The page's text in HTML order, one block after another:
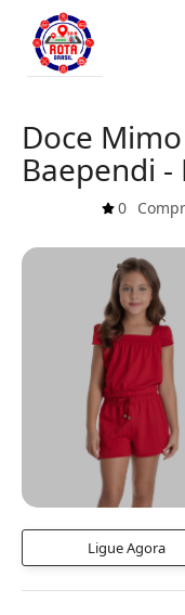
Doce
Baependi -
0
Ligue Agora